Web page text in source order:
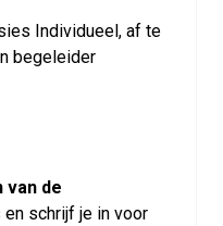
Individueel, af te
begeleider
van de
en schrijf je in voor